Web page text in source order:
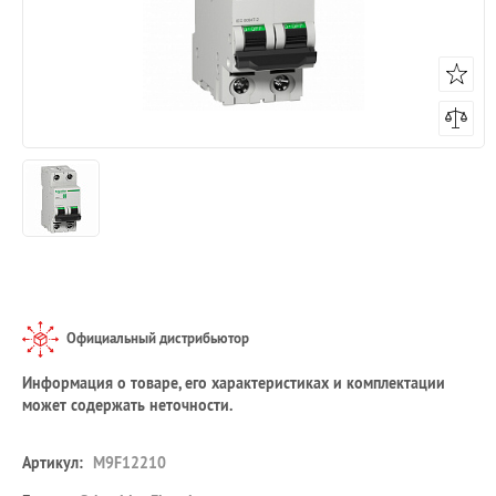
Официальный дистрибьютор
Информация о товаре, его характеристиках и комплектации
может содержать неточности.
Артикул: M9F12210